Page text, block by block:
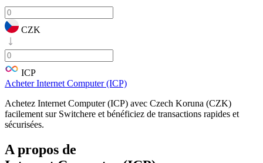
CZK
ICP
Acheter Internet Computer (ICP)
Achetez Internet Computer (ICP) avec Czech Koruna (CZK)
facilement sur Switchere et bénéficiez de transactions rapides et
sécurisées.
A propos de